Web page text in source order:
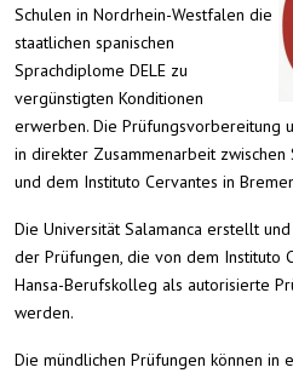
Schulen in Nordrhein-Westfalen die
staatlichen spanischen
Sprachdiplome DELE zu
vergünstigten Konditionen
erwerben. Die
in direkter Zusammenarbeit
und dem Instituto Cervantes in
Die Universität Salamanca erstellt
der Prüfungen, die von dem Instituto
Hansa-Berufskolleg als autorisierte
werden.
Die mündlichen Prüfungen können in